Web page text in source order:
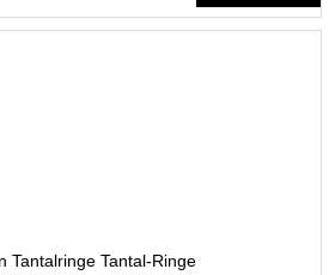
Tantalringe Tantal-Ringe